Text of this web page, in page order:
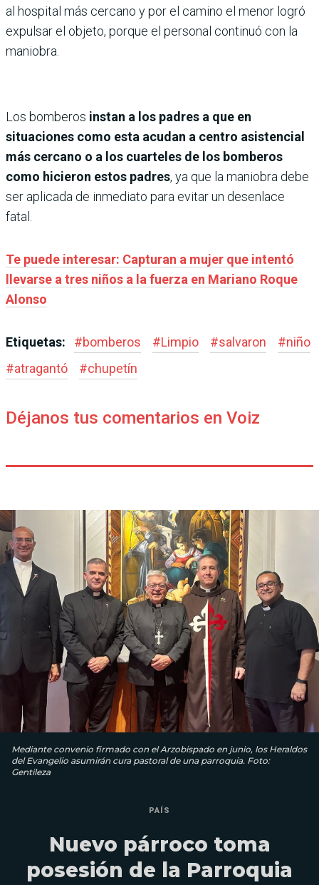
al hospital más cercano y por el camino el menor logró
expulsar el objeto, porque el personal continuó con la
maniobra.
Los bomberos instan a los padres a que en
situaciones como esta acudan a centro asistencial
más cercano o a los cuarteles de los bomberos
como hicieron estos padres, ya que la maniobra debe
ser aplicada de inmediato para evitar un desenlace
fatal.
Te puede interesar: Capturan a mujer que intentó
llevarse a tres niños a la fuerza en Mariano Roque
Alonso
Etiquetas: #bomberos #Limpio #salvaron #niño
#atragantó #chupetín
Déjanos tus comentarios en Voiz
Mediante convenio firmado con el Arzobispado en junio, los Heraldos
del Evangelio asumirán cura pastoral de una parroquia. Foto:
Gentileza
PAÍS
Nuevo párroco toma
posesión de la Parroquia